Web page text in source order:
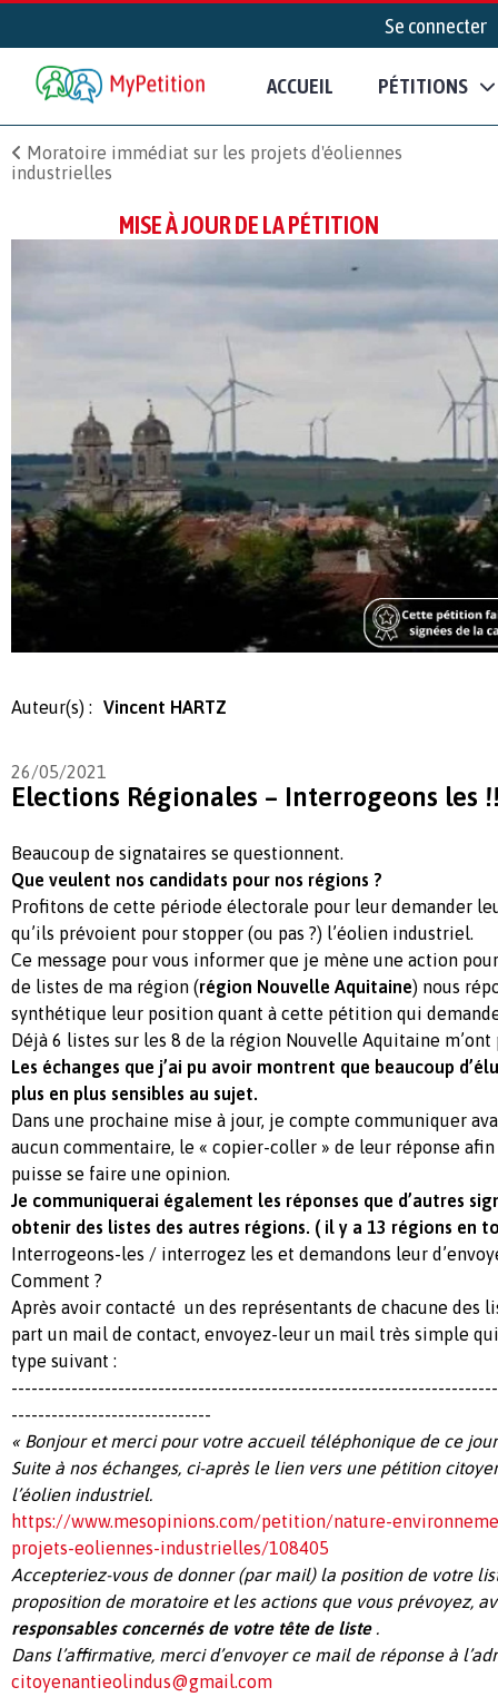
Se connecter
ACCUEIL PÉTITIONS
Moratoire immédiat sur les projets d'éoliennes
industrielles
MISE À JOUR DE LA PÉTITION
Auteur(s) : Vincent HARTZ
26/05/2021
Elections Régionales – Interrogeons les
Beaucoup de signataires se questionnent.
Que veulent nos candidats pour nos régions ?
Profitons de cette période électorale pour leur demander
qu’ils prévoient pour stopper (ou pas ?) l’éolien industriel.
Ce message pour vous informer que je mène une action
de listes de ma région (région Nouvelle Aquitaine) nous
synthétique leur position quant à cette pétition qui
Déjà 6 listes sur les 8 de la région Nouvelle Aquitaine
Les échanges que j’ai pu avoir montrent que beaucoup
plus en plus sensibles au sujet.
Dans une prochaine mise à jour, je compte communiquer
aucun commentaire, le « copier-coller » de leur réponse
puisse se faire une opinion.
Je communiquerai également les réponses que d’autres
obtenir des listes des autres régions. ( il y a 13 régions en
Interrogeons-les / interrogez les et demandons leur
Comment ?
Après avoir contacté un des représentants de chacune des
part un mail de contact, envoyez-leur un mail très simple
type suivant :
------------------------------
« Bonjour et merci pour votre accueil téléphonique de ce jour
Suite à nos échanges, ci-après le lien vers une pétition
l’éolien industriel.
https://www.mesopinions.com/petition/nature-
projets-eoliennes-industrielles/108405
Accepteriez-vous de donner (par mail) la position de votre
proposition de moratoire et les actions que vous prévoyez,
responsables concernés de votre tête de liste .
Dans l’affirmative, merci d’envoyer ce mail de réponse à
citoyenantieolindus@gmail.com